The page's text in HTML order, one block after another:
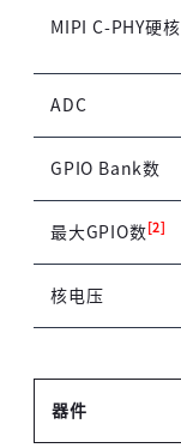
MIPI C-PHY硬核
ADC
GPIO Bank数
最大GPIO数 [2]
核电压
器件